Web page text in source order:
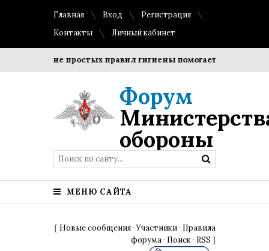
Главная Вход
Регистрация
Контакты
Личный кабинет
простых правил гигиены помогает сохранить
Форум
обороны
МЕНЮ САЙТА
[ Новые сообщения ·Участники · Правила
форума · Поиск · RSS ]